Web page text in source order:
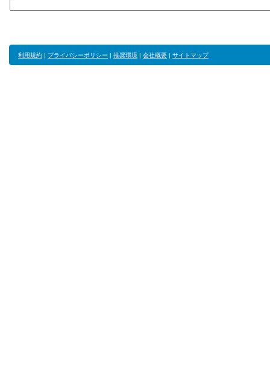
利用規約 | プライバシーポリシー | 推奨環境 | 会社概要 | サイトマップ